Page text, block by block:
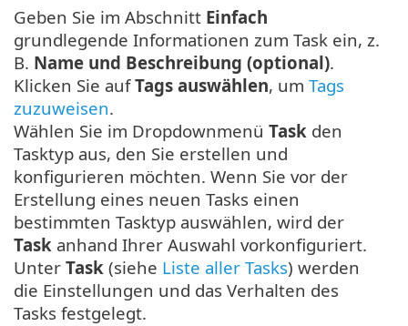
Geben Sie im Abschnitt Einfach
grundlegende Informationen zum Task ein, z.
B. Name und Beschreibung (optional).
Klicken Sie aufTags auswählen, um Tags
zuzuweisen.
Wählen Sie im Dropdownmenü Task den
Tasktyp aus, den Sie erstellen und
konfigurieren möchten. Wenn Sie vor der
Erstellung eines neuen Tasks einen
bestimmten Tasktyp auswählen, wird der
Task anhand Ihrer Auswahl vorkonfiguriert.
Unter Task (siehe Liste aller Tasks) werden
die Einstellungen und das Verhalten des
Tasks festgelegt.